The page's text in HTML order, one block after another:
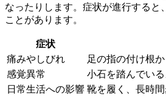
なったりします。症状が進行すると、
ことがあります。
症状
痛みやしびれ
足の指の付け根
感覚異常
小石を踏んでい
日常生活への影響 靴を履く、長時